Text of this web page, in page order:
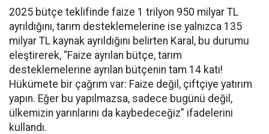
2025 bütçe teklifinde faize 1 trilyon 950 milyar TL
ayrıldığını, tarım desteklemelerine ise yalnızca 135
milyar TL kaynak ayrıldığını belirten Karal, bu durumu
eleştirerek, “Faize ayrılan bütçe, tarım
desteklemelerine ayrılan bütçenin tam 14 katı!
Hükümete bir çağrım var: Faize değil, çiftçiye yatırım
yapın. Eğer bu yapılmazsa, sadece bugünü değil,
ülkemizin yarınlarını da kaybedeceğiz” ifadelerini
kullandı.